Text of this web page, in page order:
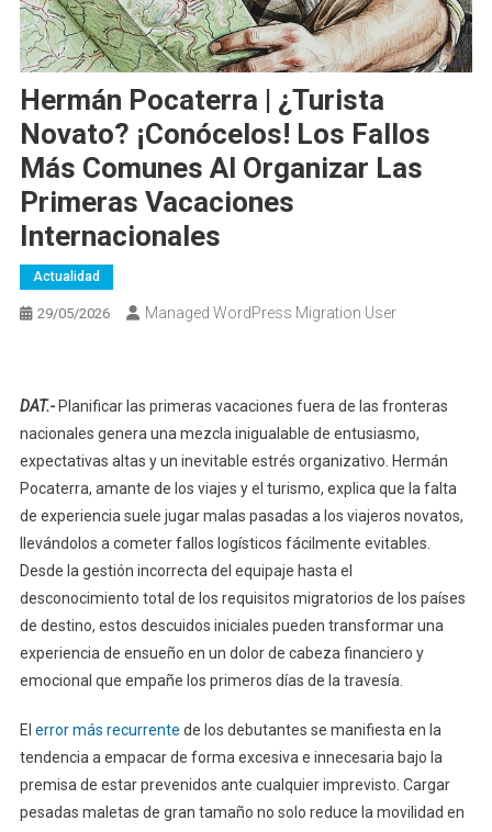
Hermán Pocaterra | ¿Turista
Novato? ¡Conócelos! Los Fallos
Más Comunes Al Organizar Las
Primeras Vacaciones
Internacionales
Actualidad
29/05/2026 Managed WordPress Migration User
DAT.-Planificar las primeras vacaciones fuera de las fronteras
nacionales genera una mezcla inigualable de entusiasmo,
expectativas altas y un inevitable estrés organizativo. Hermán
Pocaterra, amante de los viajes y el turismo, explica que la falta
de experiencia suele jugar malas pasadas a los viajeros novatos,
llevándolos a cometer fallos logísticos fácilmente evitables.
Desde la gestión incorrecta del equipaje hasta el
desconocimiento total de los requisitos migratorios de los países
de destino, estos descuidos iniciales pueden transformar una
experiencia de ensueño en un dolor de cabeza financiero y
emocional que empañe los primeros días de la travesía.
El error más recurrente de los debutantes se manifiesta en la
tendencia a empacar de forma excesiva e innecesaria bajo la
premisa de estar prevenidos ante cualquier imprevisto. Cargar
pesadas maletas de gran tamaño no solo reduce la movilidad en